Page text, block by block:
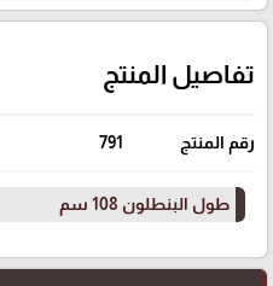
تفاصيل المنتج
رقم المنتج 791
طول البنطلون 108 سم